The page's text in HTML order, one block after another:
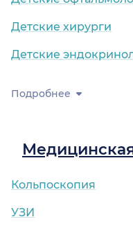
Детские хирурги
Детские
Подробнее
Кольпоскопия
УЗИ